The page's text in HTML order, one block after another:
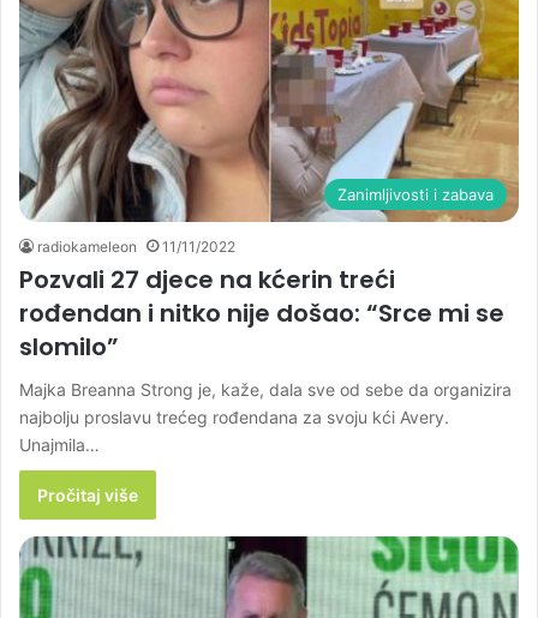
Zanimljivosti i zabava
radiokameleon 11/11/2022
Pozvali 27 djece na kćerin treći
rođendan i nitko nije došao: “Srce mi se
slomilo”
Majka Breanna Strong je, kaže, dala sve od sebe da organizira
najbolju proslavu trećeg rođendana za svoju kći Avery.
Unajmila…
Pročitaj više